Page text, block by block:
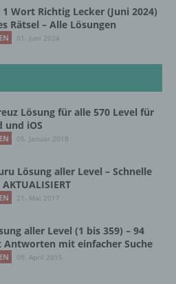
Wort Richtig Lecker (Juni 2024)
Rätsel – Alle Lösungen
01. Juni 2024
Lösung für alle 570 Level für
und iOS
05. Januar 2018
Lösung aller Level – Schnelle
21. Mai 2017
aller Level (1 bis 359) – 94
Antworten mit einfacher Suche
09. April 2015
natürliche Person beziehen,
um Aspekte
wirtschaftlicher
persönlicher Vorlieben,
Verhalten,
Ortswechsel dieser
zu analysieren oder
ist die Verarbeitung
Daten in einer Weise,
Daten
zusätzlicher
mehr einer spezifischen
zugeordnet werden
zusätzlichen